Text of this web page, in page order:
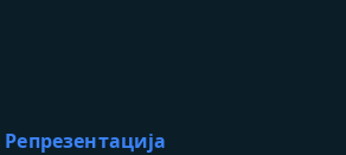
Репрезентација